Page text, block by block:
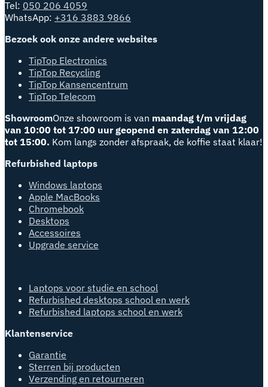
Tel: 050 206 4059
WhatsApp: +316 3883 9866
Bezoek ook onze andere websites
TipTop Electronics
TipTop Recycling
TipTop Kansencentrum
TipTop Telecom
ShowroomOnze showroom is van maandag t/m vrijdag
van 10:00 tot 17:00 uur geopend en zaterdag van 12:00
tot 15:00. Kom langs zonder afspraak, de koffie staat klaar!
Refurbished laptops
Windows laptops
Apple MacBooks
Chromebook
Desktops
Accessoires
Upgrade service
Laptops voor studie en school
Refurbished desktops school en werk
Refurbished laptops school en werk
Klantenservice
Garantie
Sterren bij producten
Verzending en retourneren